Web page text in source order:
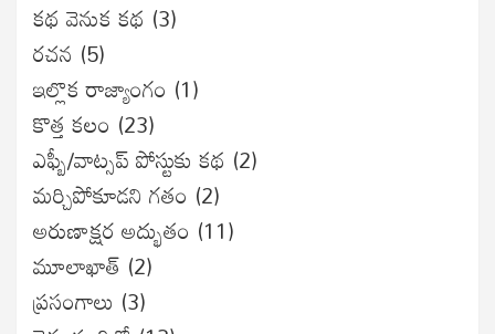
కథ వెనుక కథ (3)
రచన (5)
ఇల్లొక రాజ్యాంగం (1)
కొత్త కలం (23)
ఎఫ్బీ/వాట్సప్ పోస్టుకు కథ (2)
మర్చిపోకూడని గతం (2)
అరుణాక్షర అద్భుతం (11)
మూలాఖాత్ (2)
ప్రసంగాలు (3)